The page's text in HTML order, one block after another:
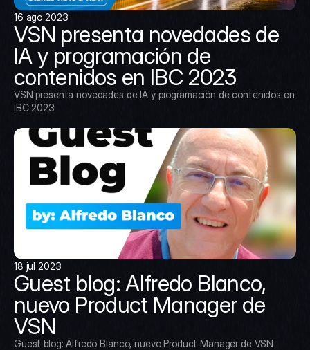
16 ago 2023
VSN presenta novedades de
IA y programación de
contenidos en IBC 2023
VSN presenta novedades de IA y programación de contenidos en
IBC 2023
18 jul 2023
Guest blog: Alfredo Blanco,
nuevo Product Manager de
VSN
Guest blog: Alfredo Blanco, nuevo Product Manager de VSN